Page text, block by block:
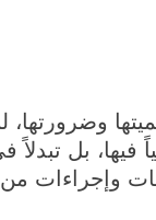
بل تبدلاً
وإجراءات